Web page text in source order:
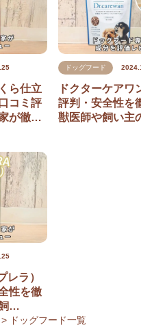
ら仕立
コミ評
が徹…
ドッグフード
ドクターケアワ
評判・安全性を
獣医師や飼い主
レラ）
性を徹
…
> ドッグフード一覧